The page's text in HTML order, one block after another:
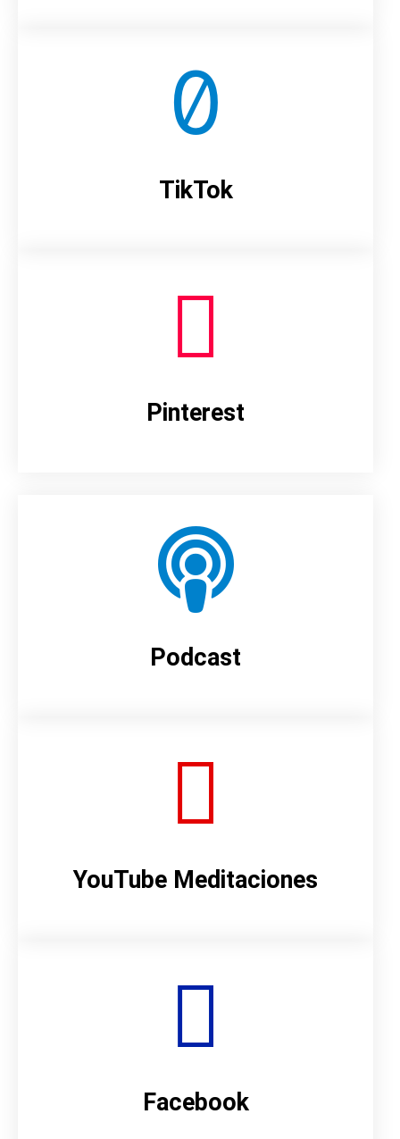
TikTok
Pinterest
Podcast
YouTube Meditaciones
Facebook